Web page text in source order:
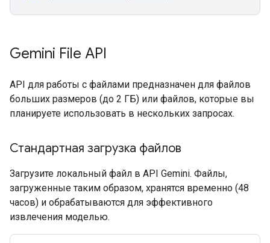
Gemini File API
API для работы с файлами предназначен для файлов
больших размеров (до 2 ГБ) или файлов, которые вы
планируете использовать в нескольких запросах.
Стандартная загрузка файлов
Загрузите локальный файл в API Gemini. Файлы,
загруженные таким образом, хранятся временно (48
часов) и обрабатываются для эффективного
извлечения моделью.